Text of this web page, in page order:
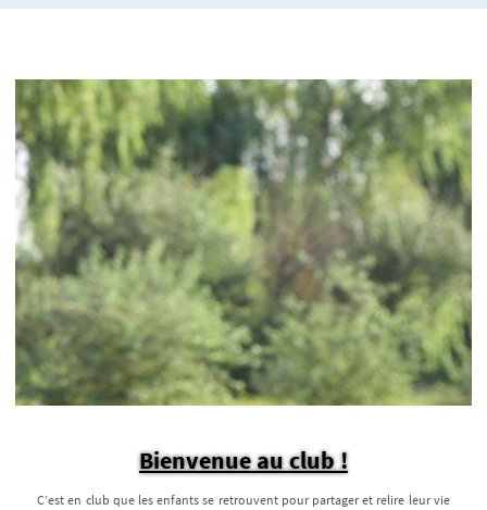
Bienvenue au club !
C’est en club que les enfants se retrouvent pour partager et relire leur vie